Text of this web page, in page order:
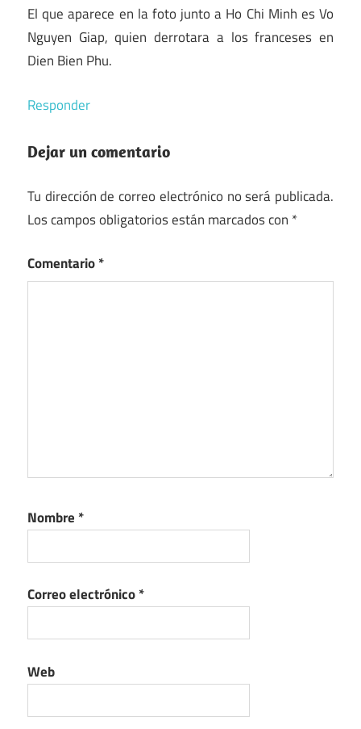
El que aparece en la foto junto a Ho Chi Minh es Vo
Nguyen Giap, quien derrotara a los franceses en
Dien Bien Phu.
Responder
Dejar un comentario
Tu dirección de correo electrónico no será publicada.
Los campos obligatorios están marcados con *
Comentario*
Nombre *
Correo electrónico*
Web